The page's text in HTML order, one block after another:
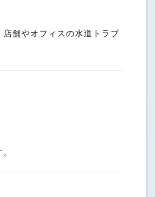
舗やオフィスの水道トラブ